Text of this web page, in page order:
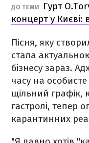
ДО ТЕМИ
Гурт
концерт у Києві:
Пісня, яку
стала
бізнесу зараз.
часу на
щільний графік,
гастролі, тепер
карантинних